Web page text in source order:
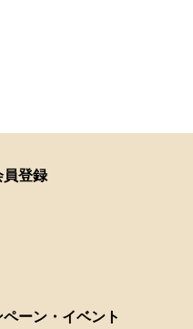
員登録
ペーン・イベント